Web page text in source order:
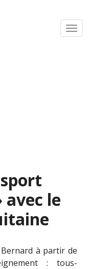
le
Bernard à partir de
: tous-